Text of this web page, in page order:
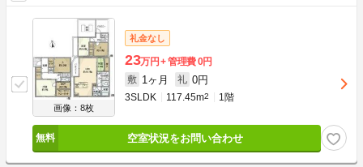
画像：8枚
礼金なし
23万円 管理費0円
敷 1ヶ月 礼 0円
3SLDK 117.45m2 1階
空室状況をお問い合わせ